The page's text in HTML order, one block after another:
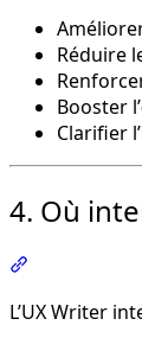
Réduire
Booster l’
Clarifier
4. Où
L’UX Writer